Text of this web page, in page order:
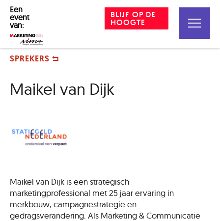
BLIJF OP DE
HOOGTE
Een
event
van:
SPREKERS
Maikel van Dijk
Maikel van Dijk is een strategisch
marketingprofessional met 25 jaar ervaring in
merkbouw, campagnestrategie en
gedragsverandering. Als Marketing & Communicatie